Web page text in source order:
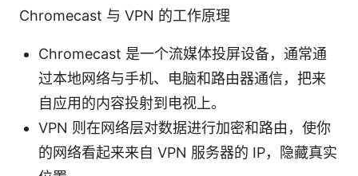
Chromecast 与 VPN 的工作原理
Chromecast 是一个流媒体投屏设备，通常通
过本地网络与手机、电脑和路由器通信，把来
自应用的内容投射到电视上。
VPN 则在网络层对数据进行加密和路由，使你
的网络看起来来自 VPN 服务器的 IP，隐藏真实